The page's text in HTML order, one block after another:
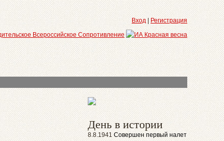
Вход Регистрация
День в истории
8.8.1941 Совершен первый налет